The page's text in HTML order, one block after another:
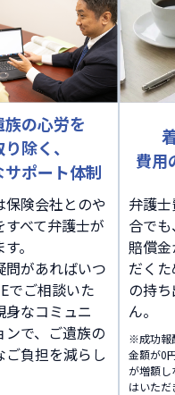
族の心労を
除く、
サポート体制
保険会社とのや
すべて弁護士が
。
問があればいつ
でご相談いた
身なコミュニ
ンで、ご遺族の
ご負担を減らし
費用
弁護
合で
賠償
だく
の持
ん。
※成功報
金額が0
が増額し
はいただ